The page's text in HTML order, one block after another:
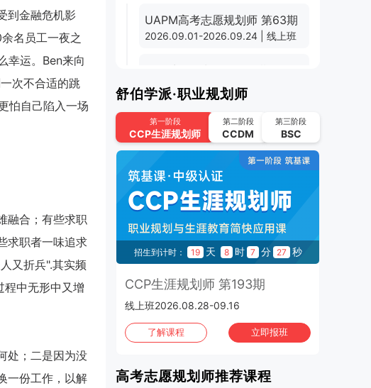
到金融危机影
名员工一夜之
幸运。Ben来向
次不合适的跳
怕自己陷入一场
融合；有些求职
求职者一味追求
又折兵".其实频
程中无形中又增
处；二是因为没
一份工作，以解
UAPM高考志愿规划师 第63期
2026.09.01-2026.09.24 | 线上班
2026.09.11-2026.09.30 | 线上班
UAPM高考志愿规划师 第64期
2026.09.22-2026.10.15 | 线上班
班次：4
CCP生涯规划师 第195期
2026.10.02-2026.10.21 | 线上班
UAPM高考志愿规划师 第65期
2026.10.13-2026.11.05 | 线上班
CCP生涯规划师 第196期
2026.10.16-2026.11.04 | 线上班
CCP生涯规划师 第197期
舒伯学派·职业规划师
第一阶段
CCP生涯规划师
第二阶段
CCDM
第三阶段
BSC
时 分 秒
师 第53期
招生到计时： 19 天 8 时 7 分 26 秒
CCP生涯规划师 第193期
线上班2026.08.28-09.16
了解课程 立即报班
高考志愿规划师推荐课程